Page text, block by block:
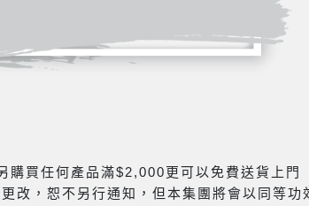
買任何產品滿$2,000更可以免費送貨上門
改，恕不另行通知，但本集團將會以同等